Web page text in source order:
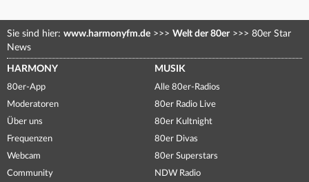
Sie sind hier: www.harmonyfm.de >>> Welt der 80er >>> 80er Star
News
HARMONY
80er-App
Moderatoren
Über uns
Frequenzen
Webcam
Community
MUSIK
Alle 80er-Radios
80er Radio Live
80er Kultnight
80er Divas
80er Superstars
NDW Radio